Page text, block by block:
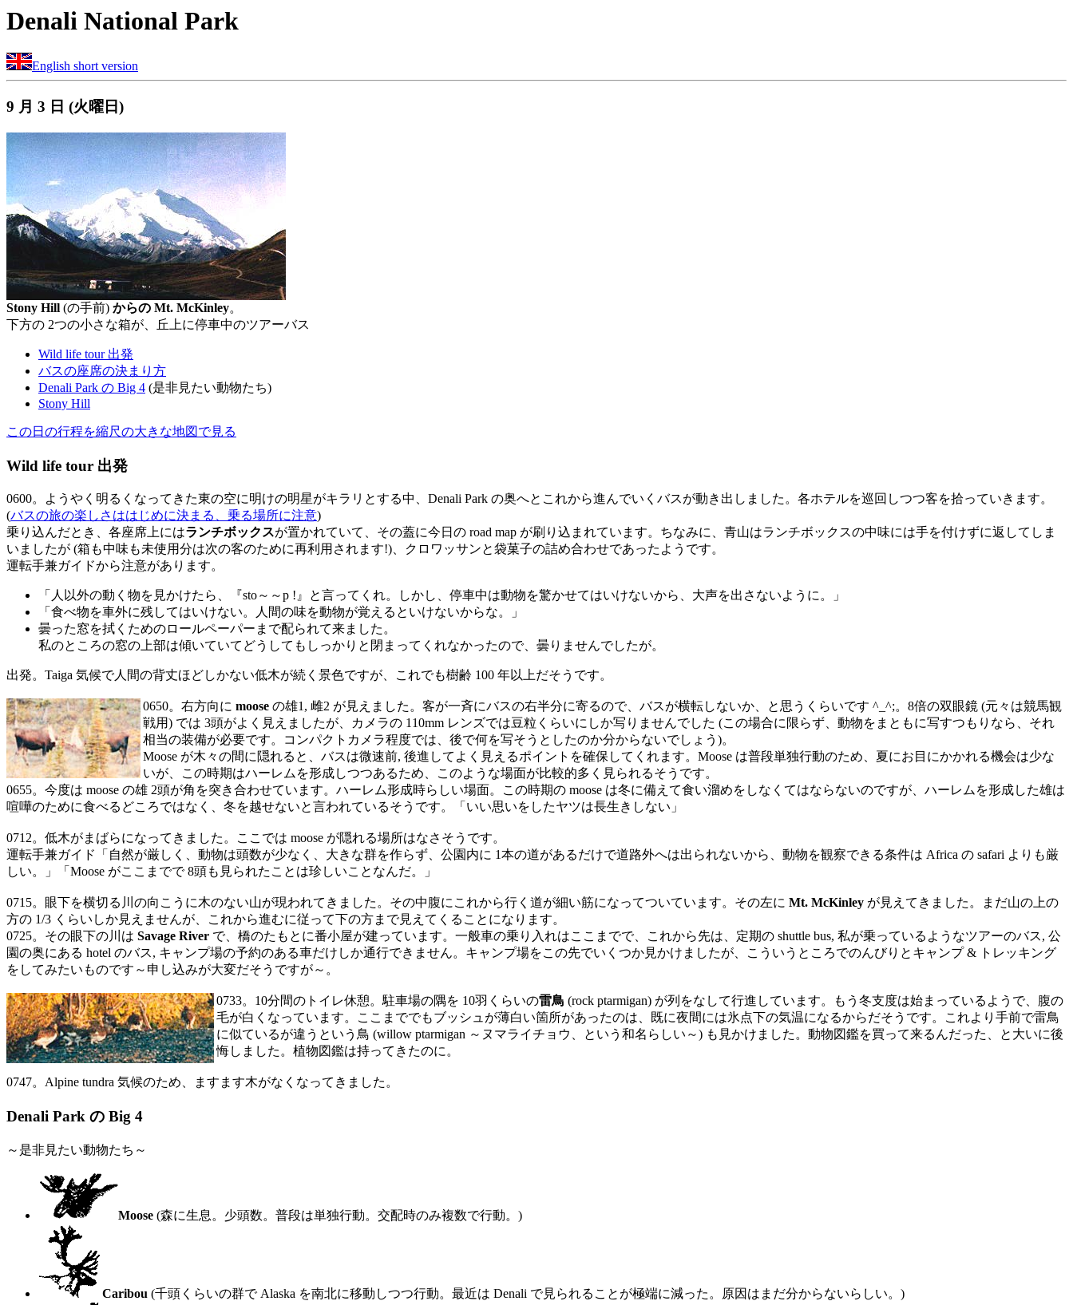
Denali National Park
English short version
9 月 3 日 (火曜日)
Stony Hill (の手前) からの Mt. McKinley。
下方の 2つの小さな箱が、丘上に停車中のツアーバス
Wild life tour 出発
バスの座席の決まり方
Denali Park の Big 4 (是非見たい動物たち)
Stony Hill
この日の行程を縮尺の大きな地図で見る
Wild life tour 出発
0600。ようやく明るくなってきた東の空に明けの明星がキラリとする中、Denali Park の奥へとこれから進んでいくバスが動き出しました。各ホテルを巡回しつつ客を拾っていきます。
(バスの旅の楽しさははじめに決まる、乗る場所に注意)
乗り込んだとき、各座席上にはランチボックスが置かれていて、その蓋に今日の road map が刷り込まれています。ちなみに、青山はランチボックスの中味には手を付けずに返してしま
いましたが (箱も中味も未使用分は次の客のために再利用されます!)、クロワッサンと袋菓子の詰め合わせであったようです。
運転手兼ガイドから注意があります。
「人以外の動く物を見かけたら、『sto～～p !』と言ってくれ。しかし、停車中は動物を驚かせてはいけないから、大声を出さないように。」
「食べ物を車外に残してはいけない。人間の味を動物が覚えるといけないからな。」
曇った窓を拭くためのロールペーパーまで配られて来ました。
私のところの窓の上部は傾いていてどうしてもしっかりと閉まってくれなかったので、曇りませんでしたが。
出発。Taiga 気候で人間の背丈ほどしかない低木が続く景色ですが、これでも樹齢 100 年以上だそうです。
0650。右方向に moose の雄1, 雌2 が見えました。客が一斉にバスの右半分に寄るので、バスが横転しないか、と思うくらいです ^_^;。8倍の双眼鏡 (元々は競馬観
戦用) では 3頭がよく見えましたが、カメラの 110mm レンズでは豆粒くらいにしか写りませんでした (この場合に限らず、動物をまともに写すつもりなら、それ
相当の装備が必要です。コンパクトカメラ程度では、後で何を写そうとしたのか分からないでしょう)。
Moose が木々の間に隠れると、バスは微速前, 後進してよく見えるポイントを確保してくれます。Moose は普段単独行動のため、夏にお目にかかれる機会は少な
いが、この時期はハーレムを形成しつつあるため、このような場面が比較的多く見られるそうです。
0655。今度は moose の雄 2頭が角を突き合わせています。ハーレム形成時らしい場面。この時期の moose は冬に備えて食い溜めをしなくてはならないのですが、ハーレムを形成した雄は
喧嘩のために食べるどころではなく、冬を越せないと言われているそうです。「いい思いをしたヤツは長生きしない」
0712。低木がまばらになってきました。ここでは moose が隠れる場所はなさそうです。
運転手兼ガイド「自然が厳しく、動物は頭数が少なく、大きな群を作らず、公園内に 1本の道があるだけで道路外へは出られないから、動物を観察できる条件は Africa の safari よりも厳
しい。」「Moose がここまでで 8頭も見られたことは珍しいことなんだ。」
0715。眼下を横切る川の向こうに木のない山が現われてきました。その中腹にこれから行く道が細い筋になってついています。その左に Mt. McKinley が見えてきました。まだ山の上の
方の 1/3 くらいしか見えませんが、これから進むに従って下の方まで見えてくることになります。
0725。その眼下の川は Savage River で、橋のたもとに番小屋が建っています。一般車の乗り入れはここまでで、これから先は、定期の shuttle bus, 私が乗っているようなツアーのバス, 公
園の奥にある hotel のバス, キャンプ場の予約のある車だけしか通行できません。キャンプ場をこの先でいくつか見かけましたが、こういうところでのんびりとキャンプ & トレッキング
をしてみたいものです～申し込みが大変だそうですが～。
0733。10分間のトイレ休憩。駐車場の隅を 10羽くらいの雷鳥 (rock ptarmigan) が列をなして行進しています。もう冬支度は始まっているようで、腹の
毛が白くなっています。ここまででもブッシュが薄白い箇所があったのは、既に夜間には氷点下の気温になるからだそうです。これより手前で雷鳥
に似ているが違うという鳥 (willow ptarmigan ～ヌマライチョウ、という和名らしい～) も見かけました。動物図鑑を買って来るんだった、と大いに後
悔しました。植物図鑑は持ってきたのに。
0747。Alpine tundra 気候のため、ますます木がなくなってきました。
Denali Park の Big 4
～是非見たい動物たち～
Moose (森に生息。少頭数。普段は単独行動。交配時のみ複数で行動。)
Caribou (千頭くらいの群で Alaska を南北に移動しつつ行動。最近は Denali で見られることが極端に減った。原因はまだ分からないらしい。)